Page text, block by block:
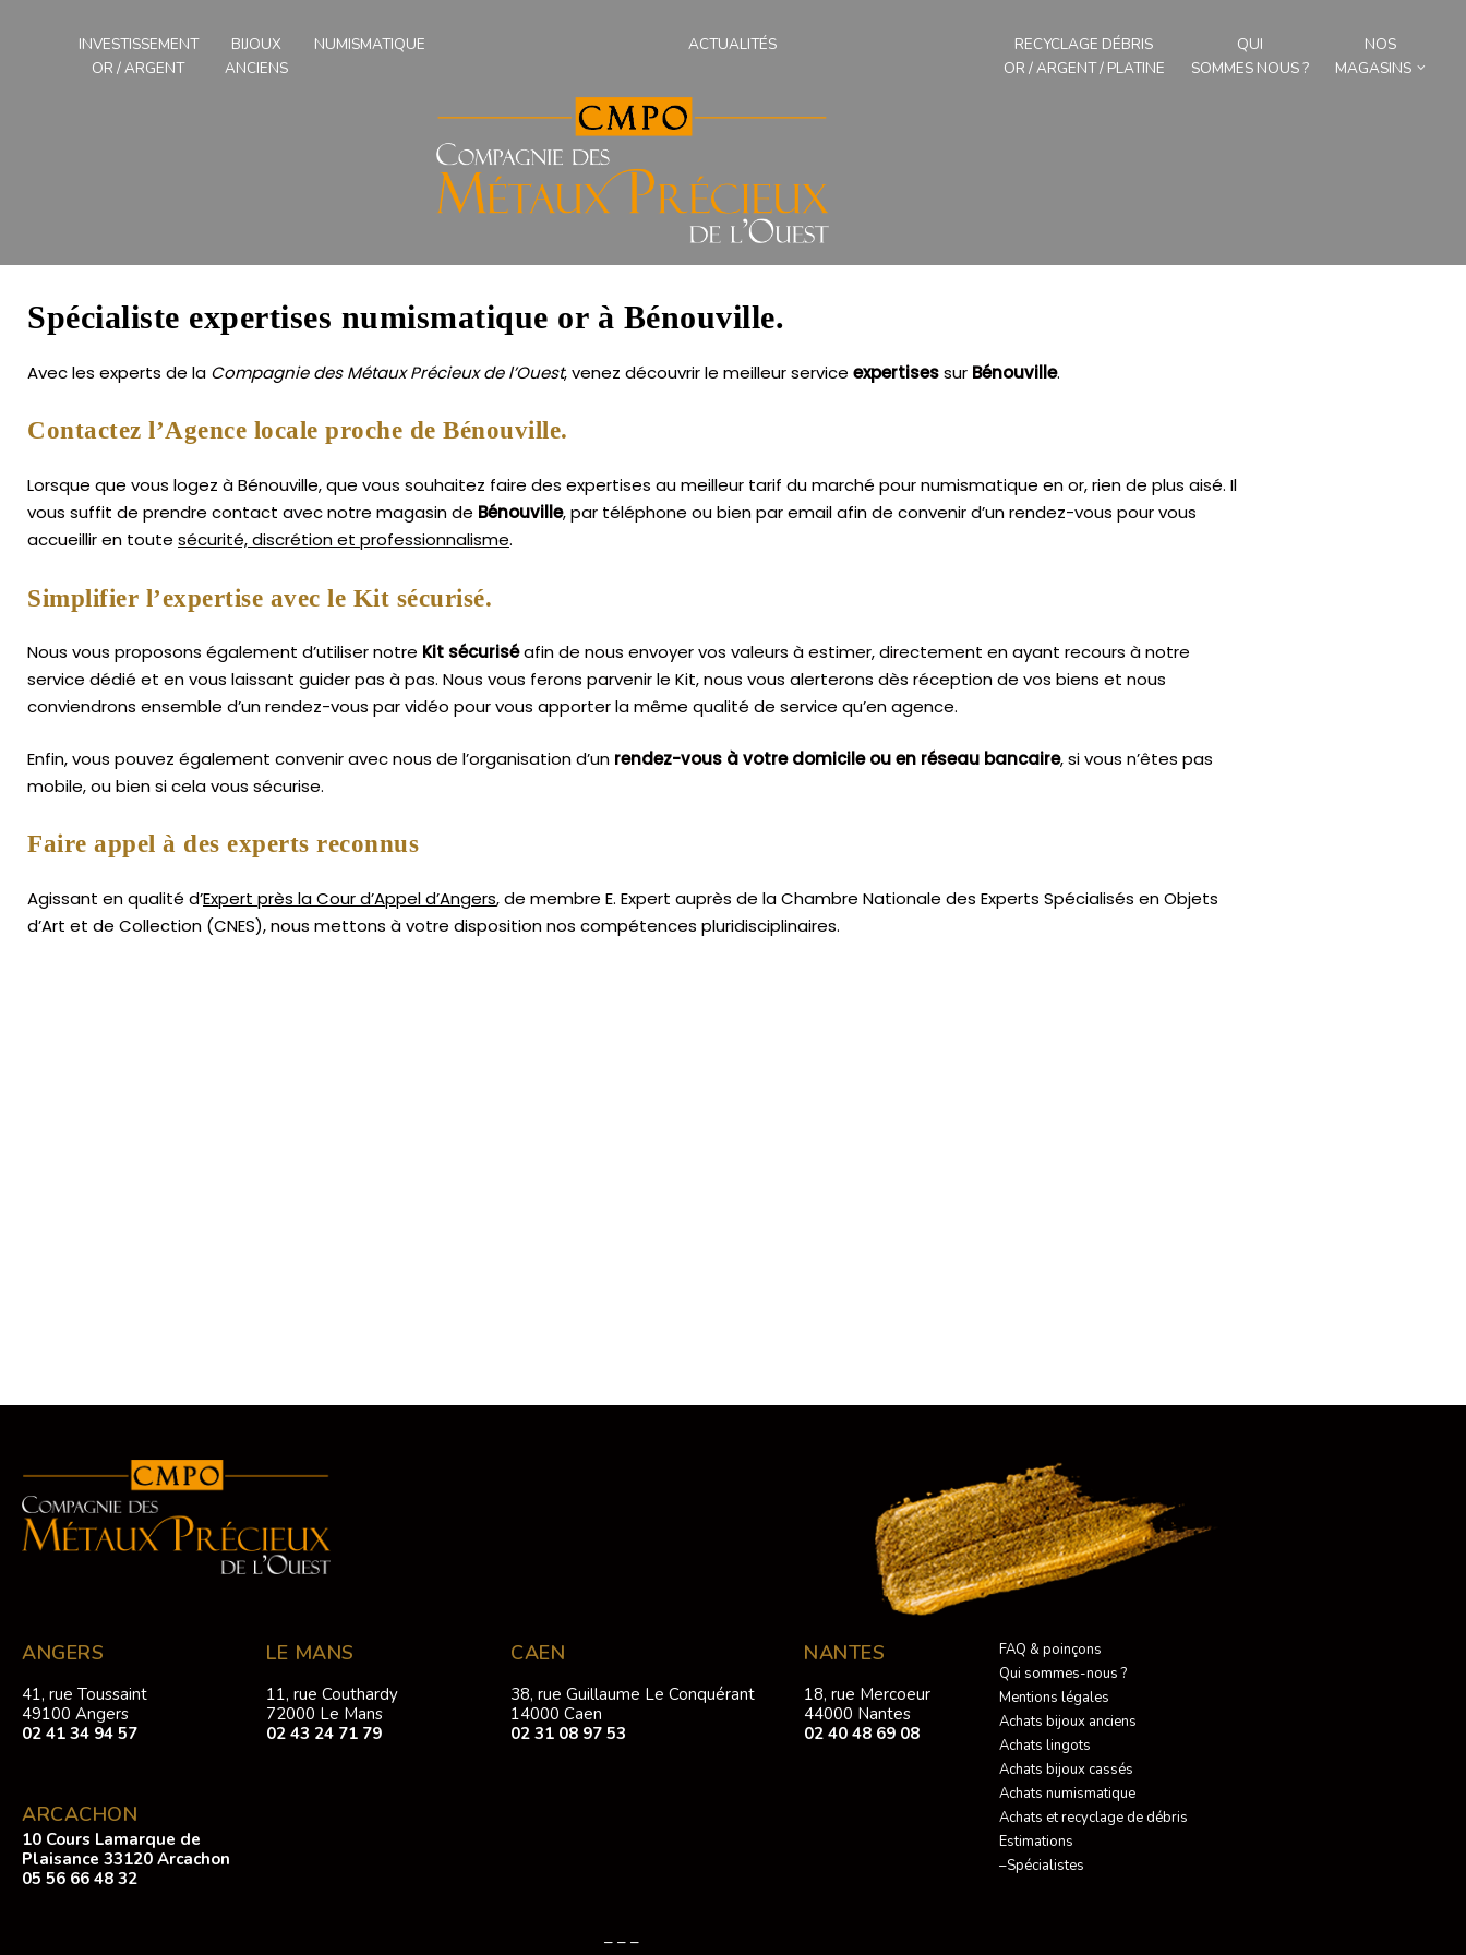
INVESTISSEMENT
OR / ARGENT
BIJOUX
ANCIENS
NUMISMATIQUE ACTUALITÉS
RECYCLAGE DÉBRIS
OR / ARGENT / PLATINE
QUI
SOMMES NOUS ?
NOS
MAGASINS
Spécialiste expertises numismatique or à Bénouville.
Avec les experts de la Compagnie des Métaux Précieux de l’Ouest, venez découvrir le meilleur service expertisessur Bénouville.
Contactez l’Agence locale proche de Bénouville.
Lorsque que vous logez à Bénouville, que vous souhaitez faire des expertises au meilleur tarif du marché pour numismatique en or, rien de plus aisé. Il
vous suffit de prendre contact avec notre magasin de Bénouville, par téléphone ou bien par email afin de convenir d’un rendez-vous pour vous
accueillir en toute sécurité, discrétion et professionnalisme.
Simplifier l’expertise avec le Kit sécurisé.
Nous vous proposons également d’utiliser notre Kit sécuriséafin de nous envoyer vos valeurs à estimer, directement en ayant recours à notre
service dédié et en vous laissant guider pas à pas. Nous vous ferons parvenir le Kit, nous vous alerterons dès réception de vos biens et nous
conviendrons ensemble d’un rendez-vous par vidéo pour vous apporter la même qualité de service qu’en agence.
Enfin, vous pouvez également convenir avec nous de l’organisation d’un rendez-vous à votre domicile ou en réseau bancaire, si vous n’êtes pas
mobile, ou bien si cela vous sécurise.
Faire appel à des experts reconnus
Agissant en qualité d’Expert près la Cour d’Appel d’Angers, de membre E. Expert auprès de laChambre Nationale des Experts Spécialisés en Objets
d’Art et de Collection (CNES),nous mettons à votre disposition nos compétences pluridisciplinaires.
ANGERS
41, rue Toussaint
49100 Angers
02 41 34 94 57
ARCACHON
10 Cours Lamarque de
Plaisance 33120 Arcachon
05 56 66 48 32
LE MANS
11, rue Couthardy
72000 Le Mans
02 43 24 71 79
CAEN
38, rue Guillaume Le Conquérant
14000 Caen
02 31 08 97 53
NANTES
18, rue Mercoeur
44000 Nantes
02 40 48 69 08
FAQ & poinçons
Qui sommes-nous ?
Mentions légales
Achats bijoux anciens
Achats lingots
Achats bijoux cassés
Achats numismatique
Achats et recyclage de débris
Estimations
–Spécialistes
– – –